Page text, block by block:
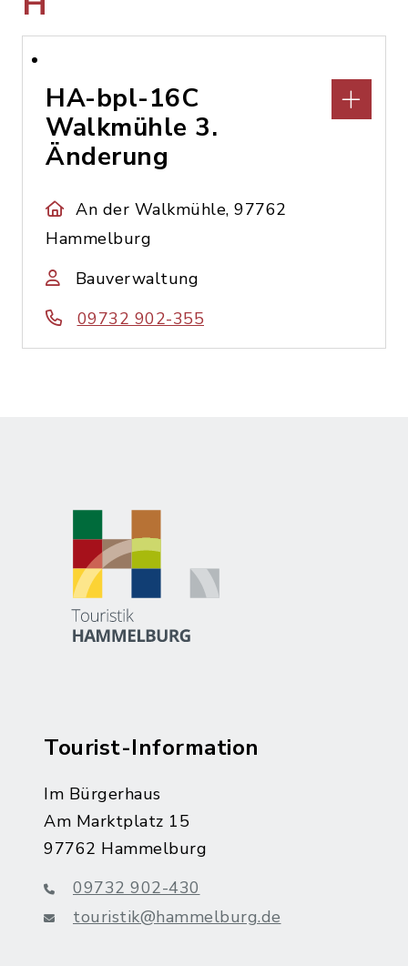
HA-bpl-16C
Walkmühle 3.
Änderung
An der Walkmühle, 97762
Hammelburg
Bauverwaltung
09732 902-355
Tourist-Information
Im Bürgerhaus
Am Marktplatz 15
97762 Hammelburg
09732 902-430
touristik@hammelburg.de